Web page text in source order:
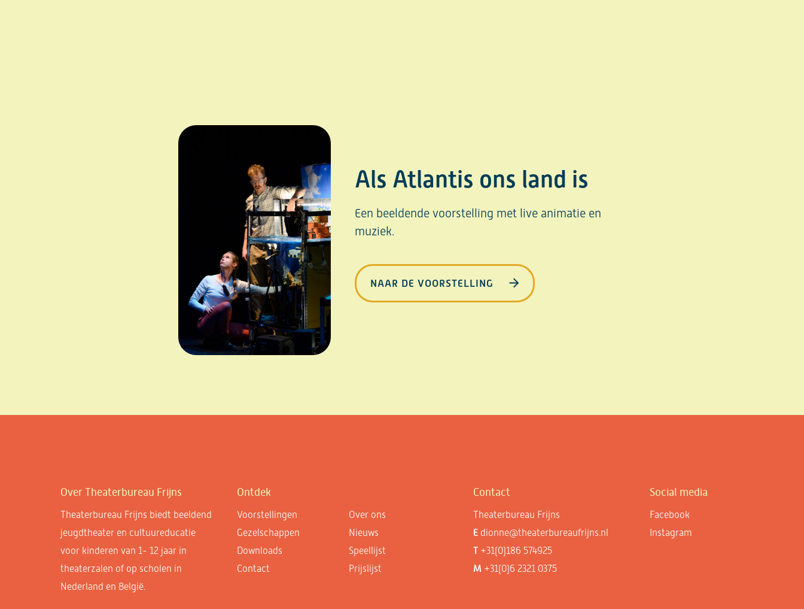
Als Atlantis ons land is
Een beeldende voorstelling met live animatie en
muziek.
NAAR DE VOORSTELLING
Over Theaterbureau Frijns
Theaterbureau Frijns biedt beeldend
jeugdtheater en cultuureducatie
voor kinderen van 1- 12 jaar in
theaterzalen of op scholen in
Nederland en België.
Ontdek
Voorstellingen
Over ons
Gezelschappen
Nieuws
Downloads
Speellijst
Contact
Prijslijst
Contact
Theaterbureau Frijns
E dionne@theaterbureaufrijns.nl
T+31(0)186 574925
M+31(0)6 2321 0375
Social media
Facebook
Instagram